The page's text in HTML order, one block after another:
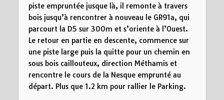
piste empruntée jusque là, il remonte à travers
bois jusqu’à rencontrer à nouveau le GR91a, qui
parcourt la D5 sur 300m et s’oriente à l’Ouest.
Le retour en partie en descente, commence sur
une piste large puis la quitte pour un chemin en
sous bois caillouteux, direction Méthamis et
rencontre le cours de la Nesque emprunté au
départ. Plus que 1.2 km pour rallier le Parking.